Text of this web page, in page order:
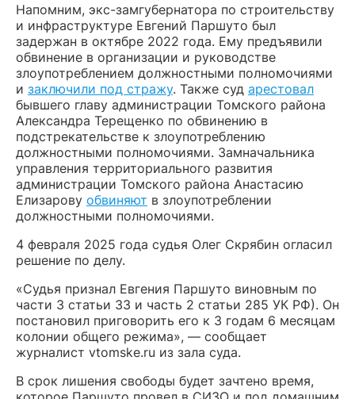
Напомним, экс-замгубернатора по строительству
и инфраструктуре Евгений Паршуто был
задержан в октябре 2022 года. Ему предъявили
обвинение в организации и руководстве
злоупотреблением должностными полномочиями
и заключили под стражу. Также суд арестовал
бывшего главу администрации Томского района
Александра Терещенко по обвинению в
подстрекательстве к злоупотреблению
должностными полномочиями. Замначальника
управления территориального развития
администрации Томского района Анастасию
Елизарову обвиняют в злоупотреблении
должностными полномочиями.
4 февраля 2025 года судья Олег Скрябин огласил
решение по делу.
«Судья признал Евгения Паршуто виновным по
части 3 статьи 33 и часть 2 статьи 285 УК РФ). Он
постановил приговорить его к 3 годам 6 месяцам
колонии общего режима», — сообщает
журналист vtomske.ru из зала суда.
В срок лишения свободы будет зачтено время,